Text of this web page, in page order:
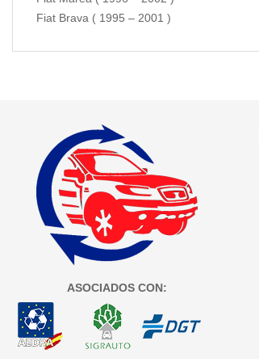
Fiat Brava ( 1995 – 2001 )
ASOCIADOS CON: